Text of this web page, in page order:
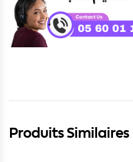
Produits Similaires